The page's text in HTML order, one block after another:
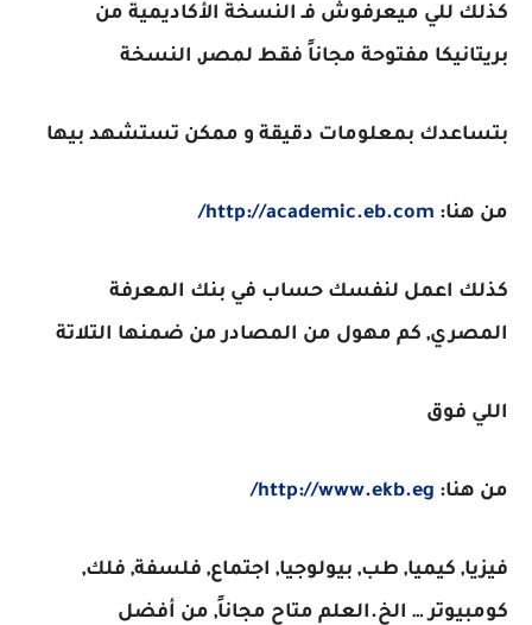
كذلك للي ميعرفوش فـ النسخة الأكاديمية من
بريتانيكا مفتوحة مجاناً فقط لمصر, النسخة
بتساعدك بمعلومات دقيقة و ممكن تستشهد بيها
من هنا: http://academic.eb.com/
كذلك اعمل لنفسك حساب في بنك المعرفة
المصري, كم مهول من المصادر من ضمنها التلاتة
اللي فوق
من هنا: http://www.ekb.eg/
فيزيا, كيميا, طب, بيولوجيا, اجتماع, فلسفة, فلك,
كومبيوتر … الخ.العلم متاح مجاناً, من أفضل